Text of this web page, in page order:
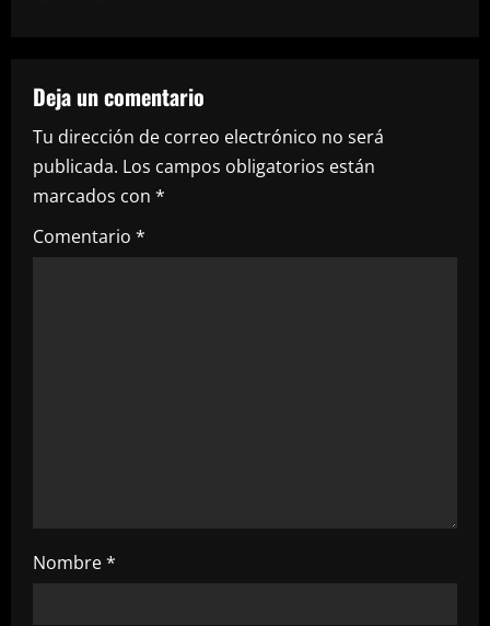
a
v
i
g
a
Deja un comentario
Tu dirección de correo electrónico no será
publicada. Los campos obligatorios están
marcados con *
Comentario *
Nombre*